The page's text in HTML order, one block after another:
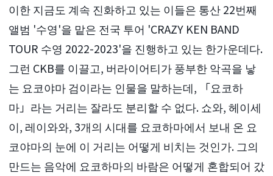
이한 지금도 계속 진화하고 있는 이들은 통산 22번째
앨범 '수영'을 맡은 전국 투어 'CRAZY KEN BAND
TOUR 수영 2022-2023'을 진행하고 있는 한가운데다.
그런 CKB를 이끌고, 버라이어티가 풍부한 악곡을 낳
는 요코야마 검이라는 인물을 말하는데, 「요코하
마」라는 거리는 잘라도 분리할 수 없다. 쇼와, 헤이세
이, 레이와와, 3개의 시대를 요코하마에서 보내 온 요
코야마의 눈에 이 거리는 어떻게 비치는 것인가. 그의
만드는 음악에 요코하마의 바람은 어떻게 혼합되어 갔